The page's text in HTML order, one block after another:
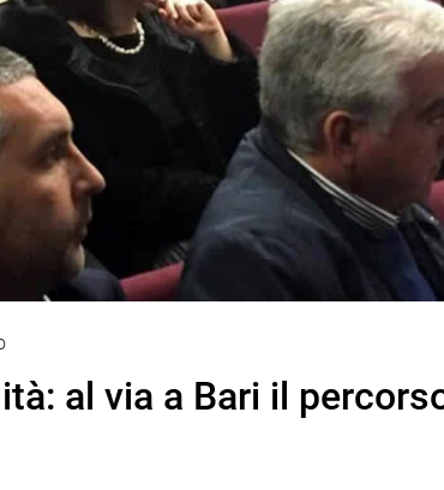
al via a Bari il